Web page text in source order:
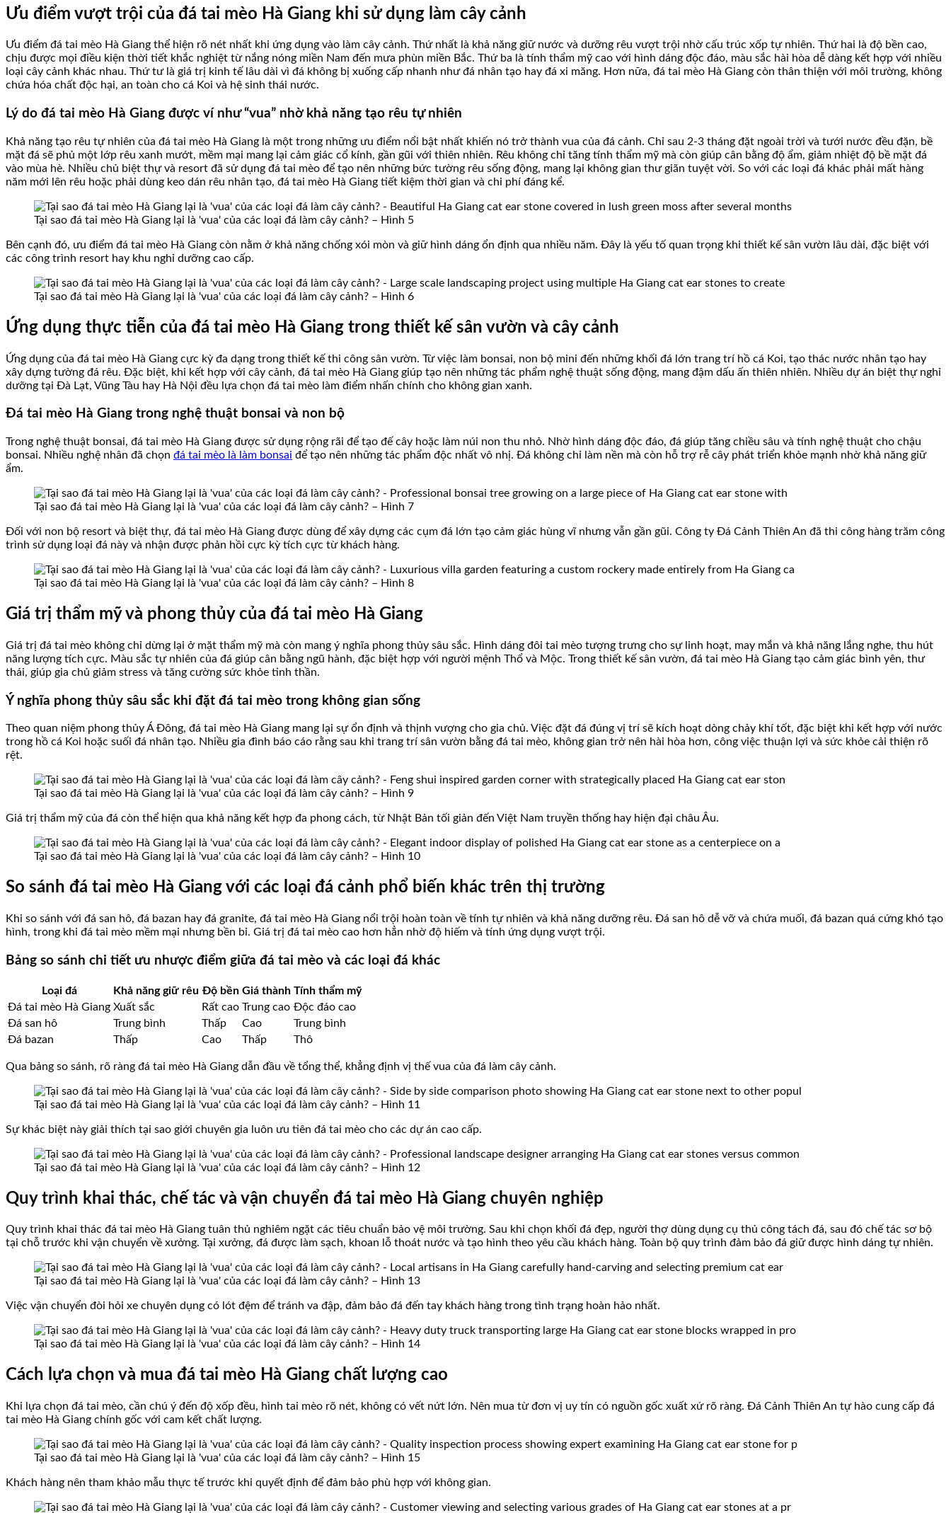
Ưu điểm vượt trội của đá tai mèo Hà Giang khi sử dụng làm cây cảnh
Ưu điểm đá tai mèo Hà Giang thể hiện rõ nét nhất khi ứng dụng vào làm cây cảnh. Thứ nhất là khả năng giữ nước và dưỡng rêu vượt trội nhờ cấu trúc xốp tự nhiên. Thứ hai là độ bền cao,
chịu được mọi điều kiện thời tiết khắc nghiệt từ nắng nóng miền Nam đến mưa phùn miền Bắc. Thứ ba là tính thẩm mỹ cao với hình dáng độc đáo, màu sắc hài hòa dễ dàng kết hợp với nhiều
loại cây cảnh khác nhau. Thứ tư là giá trị kinh tế lâu dài vì đá không bị xuống cấp nhanh như đá nhân tạo hay đá xi măng. Hơn nữa, đá tai mèo Hà Giang còn thân thiện với môi trường, không
chứa hóa chất độc hại, an toàn cho cá Koi và hệ sinh thái nước.
Lý do đá tai mèo Hà Giang được ví như “vua” nhờ khả năng tạo rêu tự nhiên
Khả năng tạo rêu tự nhiên của đá tai mèo Hà Giang là một trong những ưu điểm nổi bật nhất khiến nó trở thành vua của đá cảnh. Chỉ sau 2-3 tháng đặt ngoài trời và tưới nước đều đặn, bề
mặt đá sẽ phủ một lớp rêu xanh mướt, mềm mại mang lại cảm giác cổ kính, gần gũi với thiên nhiên. Rêu không chỉ tăng tính thẩm mỹ mà còn giúp cân bằng độ ẩm, giảm nhiệt độ bề mặt đá
vào mùa hè. Nhiều chủ biệt thự và resort đã sử dụng đá tai mèo để tạo nên những bức tường rêu sống động, mang lại không gian thư giãn tuyệt vời. So với các loại đá khác phải mất hàng
năm mới lên rêu hoặc phải dùng keo dán rêu nhân tạo, đá tai mèo Hà Giang tiết kiệm thời gian và chi phí đáng kể.
Tại sao đá tai mèo Hà Giang lại là 'vua' của các loại đá làm cây cảnh? – Hình 5
Bên cạnh đó, ưu điểm đá tai mèo Hà Giang còn nằm ở khả năng chống xói mòn và giữ hình dáng ổn định qua nhiều năm. Đây là yếu tố quan trọng khi thiết kế sân vườn lâu dài, đặc biệt với
các công trình resort hay khu nghỉ dưỡng cao cấp.
Tại sao đá tai mèo Hà Giang lại là 'vua' của các loại đá làm cây cảnh? – Hình 6
Ứng dụng thực tiễn của đá tai mèo Hà Giang trong thiết kế sân vườn và cây cảnh
Ứng dụng của đá tai mèo Hà Giang cực kỳ đa dạng trong thiết kế thi công sân vườn. Từ việc làm bonsai, non bộ mini đến những khối đá lớn trang trí hồ cá Koi, tạo thác nước nhân tạo hay
xây dựng tường đá rêu. Đặc biệt, khi kết hợp với cây cảnh, đá tai mèo Hà Giang giúp tạo nên những tác phẩm nghệ thuật sống động, mang đậm dấu ấn thiên nhiên. Nhiều dự án biệt thự nghỉ
dưỡng tại Đà Lạt, Vũng Tàu hay Hà Nội đều lựa chọn đá tai mèo làm điểm nhấn chính cho không gian xanh.
Đá tai mèo Hà Giang trong nghệ thuật bonsai và non bộ
Trong nghệ thuật bonsai, đá tai mèo Hà Giang được sử dụng rộng rãi để tạo đế cây hoặc làm núi non thu nhỏ. Nhờ hình dáng độc đáo, đá giúp tăng chiều sâu và tính nghệ thuật cho chậu
bonsai. Nhiều nghệ nhân đã chọn đá tai mèo là làm bonsai để tạo nên những tác phẩm độc nhất vô nhị. Đá không chỉ làm nền mà còn hỗ trợ rễ cây phát triển khỏe mạnh nhờ khả năng giữ
ẩm.
Tại sao đá tai mèo Hà Giang lại là 'vua' của các loại đá làm cây cảnh? – Hình 7
Đối với non bộ resort và biệt thự, đá tai mèo Hà Giang được dùng để xây dựng các cụm đá lớn tạo cảm giác hùng vĩ nhưng vẫn gần gũi. Công ty Đá Cảnh Thiên An đã thi công hàng trăm công
trình sử dụng loại đá này và nhận được phản hồi cực kỳ tích cực từ khách hàng.
Tại sao đá tai mèo Hà Giang lại là 'vua' của các loại đá làm cây cảnh? – Hình 8
Giá trị thẩm mỹ và phong thủy của đá tai mèo Hà Giang
Giá trị đá tai mèo không chỉ dừng lại ở mặt thẩm mỹ mà còn mang ý nghĩa phong thủy sâu sắc. Hình dáng đôi tai mèo tượng trưng cho sự linh hoạt, may mắn và khả năng lắng nghe, thu hút
năng lượng tích cực. Màu sắc tự nhiên của đá giúp cân bằng ngũ hành, đặc biệt hợp với người mệnh Thổ và Mộc. Trong thiết kế sân vườn, đá tai mèo Hà Giang tạo cảm giác bình yên, thư
thái, giúp gia chủ giảm stress và tăng cường sức khỏe tinh thần.
Ý nghĩa phong thủy sâu sắc khi đặt đá tai mèo trong không gian sống
Theo quan niệm phong thủy Á Đông, đá tai mèo Hà Giang mang lại sự ổn định và thịnh vượng cho gia chủ. Việc đặt đá đúng vị trí sẽ kích hoạt dòng chảy khí tốt, đặc biệt khi kết hợp với nước
trong hồ cá Koi hoặc suối đá nhân tạo. Nhiều gia đình báo cáo rằng sau khi trang trí sân vườn bằng đá tai mèo, không gian trở nên hài hòa hơn, công việc thuận lợi và sức khỏe cải thiện rõ
rệt.
Tại sao đá tai mèo Hà Giang lại là 'vua' của các loại đá làm cây cảnh? – Hình 9
Giá trị thẩm mỹ của đá còn thể hiện qua khả năng kết hợp đa phong cách, từ Nhật Bản tối giản đến Việt Nam truyền thống hay hiện đại châu Âu.
Tại sao đá tai mèo Hà Giang lại là 'vua' của các loại đá làm cây cảnh? – Hình 10
So sánh đá tai mèo Hà Giang với các loại đá cảnh phổ biến khác trên thị trường
Khi so sánh với đá san hô, đá bazan hay đá granite, đá tai mèo Hà Giang nổi trội hoàn toàn về tính tự nhiên và khả năng dưỡng rêu. Đá san hô dễ vỡ và chứa muối, đá bazan quá cứng khó tạo
hình, trong khi đá tai mèo mềm mại nhưng bền bỉ. Giá trị đá tai mèo cao hơn hẳn nhờ độ hiếm và tính ứng dụng vượt trội.
Bảng so sánh chi tiết ưu nhược điểm giữa đá tai mèo và các loại đá khác
Loại đá Khả năng giữ rêu Độ bền Giá thành Tính thẩm mỹ
Đá tai mèo Hà Giang Xuất sắc Rất cao Trung cao Độc đáo cao
Đá san hô
Trung bình Thấp Cao
Trung bình
Đá bazan
Thấp Cao Thấp Thô
Qua bảng so sánh, rõ ràng đá tai mèo Hà Giang dẫn đầu về tổng thể, khẳng định vị thế vua của đá làm cây cảnh.
Tại sao đá tai mèo Hà Giang lại là 'vua' của các loại đá làm cây cảnh? – Hình 11
Sự khác biệt này giải thích tại sao giới chuyên gia luôn ưu tiên đá tai mèo cho các dự án cao cấp.
Tại sao đá tai mèo Hà Giang lại là 'vua' của các loại đá làm cây cảnh? – Hình 12
Quy trình khai thác, chế tác và vận chuyển đá tai mèo Hà Giang chuyên nghiệp
Quy trình khai thác đá tai mèo Hà Giang tuân thủ nghiêm ngặt các tiêu chuẩn bảo vệ môi trường. Sau khi chọn khối đá đẹp, người thợ dùng dụng cụ thủ công tách đá, sau đó chế tác sơ bộ
tại chỗ trước khi vận chuyển về xưởng. Tại xưởng, đá được làm sạch, khoan lỗ thoát nước và tạo hình theo yêu cầu khách hàng. Toàn bộ quy trình đảm bảo đá giữ được hình dáng tự nhiên.
Tại sao đá tai mèo Hà Giang lại là 'vua' của các loại đá làm cây cảnh? – Hình 13
Việc vận chuyển đòi hỏi xe chuyên dụng có lót đệm để tránh va đập, đảm bảo đá đến tay khách hàng trong tình trạng hoàn hảo nhất.
Tại sao đá tai mèo Hà Giang lại là 'vua' của các loại đá làm cây cảnh? – Hình 14
Cách lựa chọn và mua đá tai mèo Hà Giang chất lượng cao
Khi lựa chọn đá tai mèo, cần chú ý đến độ xốp đều, hình tai mèo rõ nét, không có vết nứt lớn. Nên mua từ đơn vị uy tín có nguồn gốc xuất xứ rõ ràng. Đá Cảnh Thiên An tự hào cung cấp đá
tai mèo Hà Giang chính gốc với cam kết chất lượng.
Tại sao đá tai mèo Hà Giang lại là 'vua' của các loại đá làm cây cảnh? – Hình 15
Khách hàng nên tham khảo mẫu thực tế trước khi quyết định để đảm bảo phù hợp với không gian.